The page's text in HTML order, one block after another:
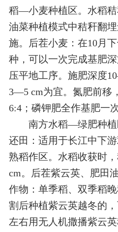
稻—小麦种植区。水稻
油菜种植模式中秸秆翻
施。后茬小麦：在10月
种，可以一次完成基肥
压平地工序。施肥深度
3—5 cm为宜。氮肥前移
6:4；磷钾肥全作基肥一
南方水稻—绿肥种植
还田：适用于长江中下
熟稻作区。水稻收获时
cm。后茬紫云英、肥田
作物：单季稻、双季稻
割后种植紫云英越冬的
左右用无人机撒播紫云